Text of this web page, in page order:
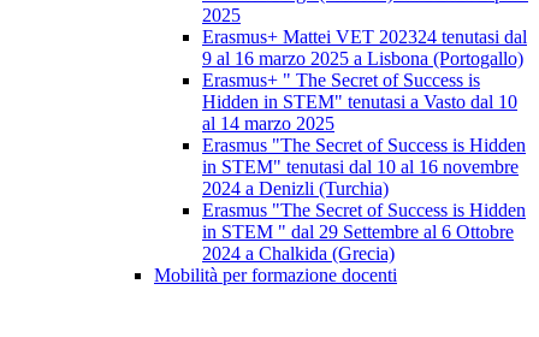
2025
Erasmus+ Mattei VET 202324 tenutasi dal
9 al 16 marzo 2025 a Lisbona (Portogallo)
Erasmus+ " The Secret of Success is
Hidden in STEM" tenutasi a Vasto dal 10
al 14 marzo 2025
Erasmus "The Secret of Success is Hidden
in STEM" tenutasi dal 10 al 16 novembre
2024 a Denizli (Turchia)
Erasmus "The Secret of Success is Hidden
in STEM " dal 29 Settembre al 6 Ottobre
2024 a Chalkida (Grecia)
Mobilità per formazione docenti